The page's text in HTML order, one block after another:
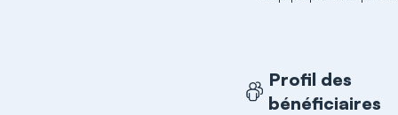
Profil des
bénéficiaires